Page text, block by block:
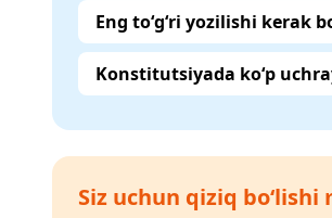
Eng to‘g‘ri yozilishi kerak
Konstitutsiyada ko‘p
Siz uchun qiziq bo‘lishi